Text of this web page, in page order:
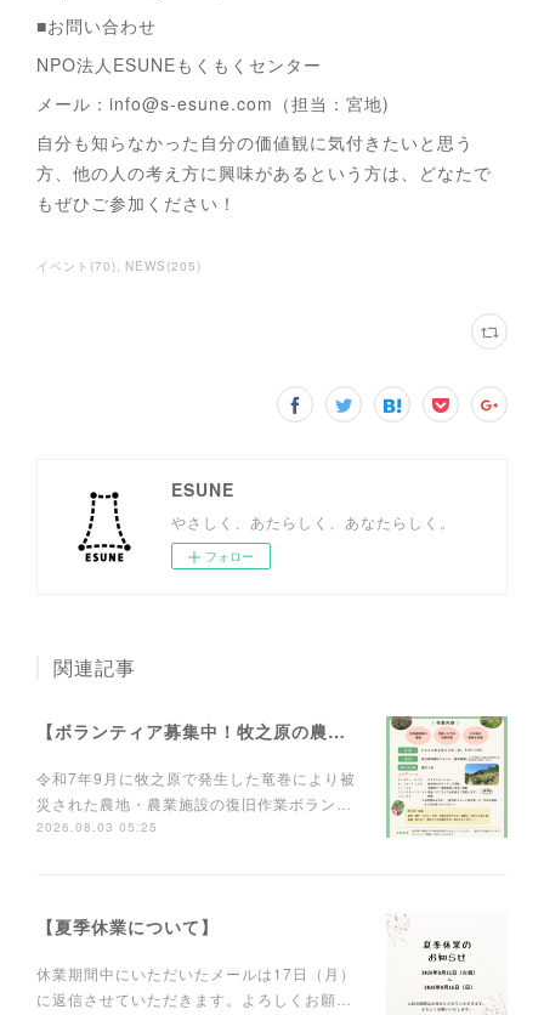
■お問い合わせ
NPO法人ESUNEもくもくセンター
メール：info@s-esune.com（担当：宮地)
自分も知らなかった自分の価値観に気付きたいと思う
方、他の人の考え方に興味があるという方は、どなたで
もぜひご参加ください！
イベント (70) NEWS (205)
ESUNE
やさしく、あたらしく、あなたらしく。
フォロー
関連記事
【ボランティア募集中！牧之原の農業を元気に！】
令和7年9月に牧之原で発生した竜巻により被
災された農地・農業施設の復旧作業ボラン…
2026.08.03 05:25
【夏季休業について】
休業期間中にいただいたメールは17日（月）
に返信させていただきます。よろしくお願…